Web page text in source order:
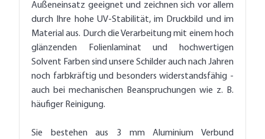
Außeneinsatz geeignet und zeichnen sich vor allem
durch Ihre hohe UV-Stabilität, im Druckbild und im
Material aus. Durch die Verarbeitung mit einem hoch
glänzenden Folienlaminat und hochwertigen
Solvent Farben sind unsere Schilder auch nach Jahren
noch farbkräftig und besonders widerstandsfähig -
auch bei mechanischen Beanspruchungen wie z. B.
häufiger Reinigung.
Sie bestehen aus 3 mm Aluminium Verbund